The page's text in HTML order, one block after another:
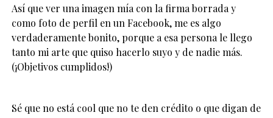
Así que ver una imagen mía con la firma borrada y
como foto de perfil en un Facebook, me es algo
verdaderamente bonito, porque a esa persona le llego
tanto mi arte que quiso hacerlo suyo y de nadie más.
(¡Objetivos cumplidos!)
Sé que no está cool que no te den crédito o que digan de